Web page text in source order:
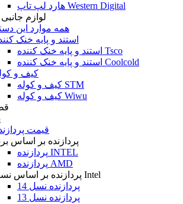
هارد لپ تاپ Western Digital
لوازم
همه موارد این
استند و پایه خنک
استند و پایه خنک کننده Tsco
استند و پایه خنک کننده Coolcold
کیف و
کیف و کوله STM
کیف و کوله Wiwu
قیمت
پردازنده بر اساس
پردازنده INTEL
پردازنده AMD
پردازنده بر اساس نسل Intel
پردازنده نسل 14
پردازنده نسل 13